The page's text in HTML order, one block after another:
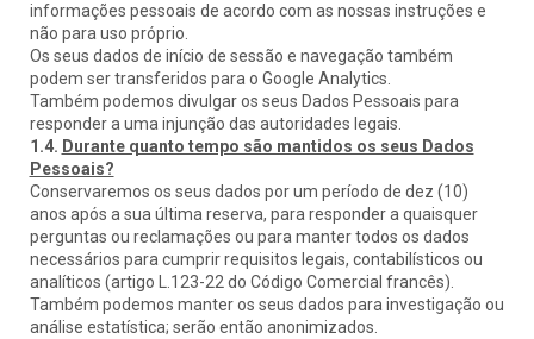
informações pessoais de acordo com as nossas instruções e
não para uso próprio.
Os seus dados de início de sessão e navegação também
podem ser transferidos para o Google Analytics.
Também podemos divulgar os seus Dados Pessoais para
responder a uma injunção das autoridades legais.
1.4. Durante quanto tempo são mantidos os seus Dados
Pessoais?
Conservaremos os seus dados por um período de dez (10)
anos após a sua última reserva, para responder a quaisquer
perguntas ou reclamações ou para manter todos os dados
necessários para cumprir requisitos legais, contabilísticos ou
analíticos (artigo L.123-22 do Código Comercial francês).
Também podemos manter os seus dados para investigação ou
análise estatística; serão então anonimizados.